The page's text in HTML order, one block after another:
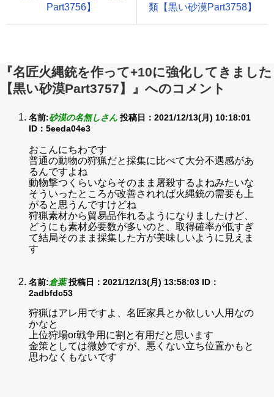
Part3756】
類【黒い砂漠Part3758】
『名匠火縄銃を作って+10に強化してきました
【黒い砂漠Part3757】』へのコメント
名前:砂漠の名無しさん 投稿日：2021/12/13(月) 10:18:01
ID：5eeda04e3
おこんにちわです
普通の動物の狩猟だと採集に比べて大分不遇感があ
るんですよね
動物撃つくらいならそのまま屠殺するよねみたいな
そういったところが改善されれば火縄銃の需要も上
がると思うんですけどね
狩猟素材から貿易品作れるようになりましたけど、
どうにも素材必要数が多いのと、取得確率が低すぎ
て結局そのまま採集した方が美味しいように見えま
す
名前:倉葉 投稿日：2021/12/13(月) 13:58:03 ID：
2adbfdc53
狩猟はアレ用ですよ、名匠家具とか欲しい人用なの
かなと
上位狩場or戦争用に割と有用だと思います
金策としては微妙ですが、悪くない立ち位置かもと
思わなくもないです